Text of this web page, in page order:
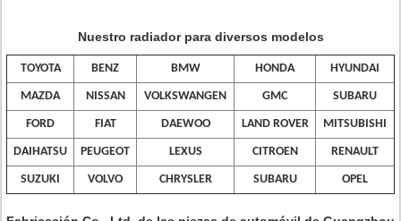
Nuestro radiador para diversos modelos
TOYOTA BENZ BMW HONDA HYUNDAI
MAZDA NISSAN VOLKSWANGEN GMC SUBARU
FORD FIAT DAEWOO LAND ROVER MITSUBISHI
DAIHATSU PEUGEOT LEXUS CITROEN RENAULT
SUZUKI VOLVO CHRYSLER SUBARU OPEL